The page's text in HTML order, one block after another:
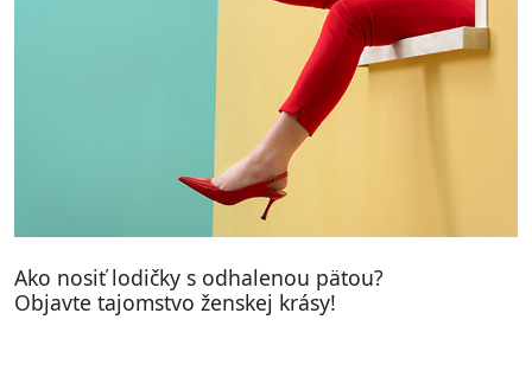
Ako nosiť lodičky s odhalenou pätou?
Objavte tajomstvo ženskej krásy!